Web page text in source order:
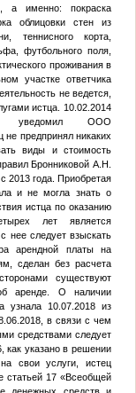
а именно: покраска
облицовки стен из
теннисного корта,
футбольного поля,
проживания в
участке ответчика
не ведется,
истца. 10.02.2014
уведомил ООО
не предпринял никаких
виды и стоимость
Бронниковой А.Н.
2013 года. Приобретая
и не могла знать о
истца по оказанию
лет является
нее следует взыскать
арендной платы на
сделан без расчета
существуют
аренде. О наличии
узнала 10.07.2018 из
в связи с чем
средствами следует
как указано в решении
свои услуги, истец
статьей 17 «Всеобщей